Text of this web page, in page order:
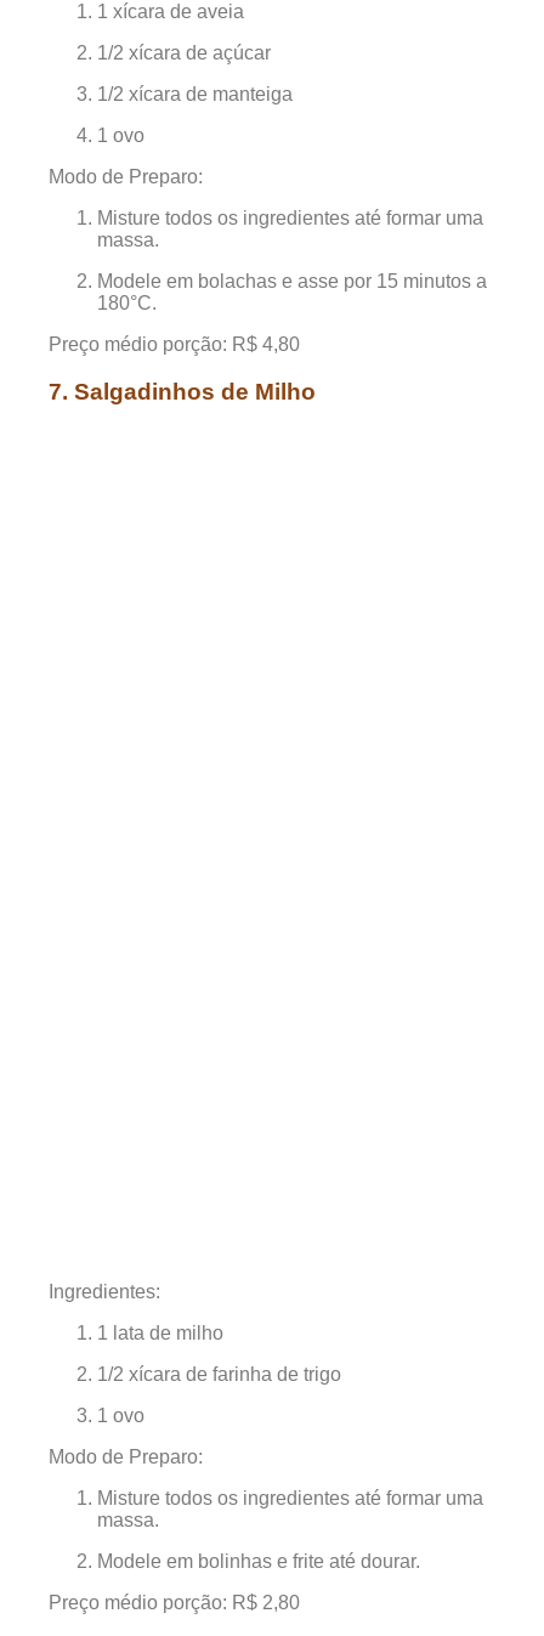
1 xícara de aveia
1/2 xícara de açúcar
1/2 xícara de manteiga
1 ovo
Modo de Preparo:
Misture todos os ingredientes até formar uma
massa.
Modele em bolachas e asse por 15 minutos a
180°C.
Preço médio porção: R$ 4,80
7. Salgadinhos de Milho
Ingredientes:
1 lata de milho
1/2 xícara de farinha de trigo
1 ovo
Modo de Preparo:
Misture todos os ingredientes até formar uma
massa.
Modele em bolinhas e frite até dourar.
Preço médio porção: R$ 2,80